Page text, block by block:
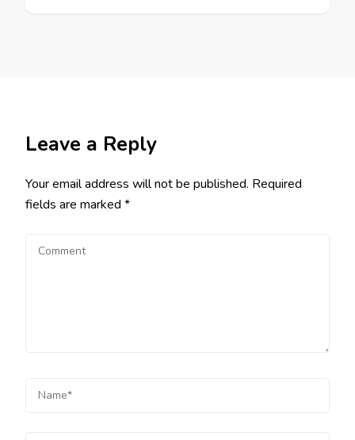
Leave a Reply
Your email address will not be published. Required
fields are marked *